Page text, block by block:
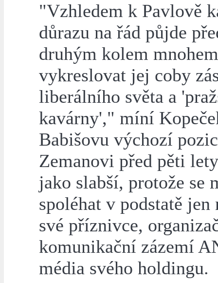
"Vzhledem k Pavlově
důrazu na řád půjde
druhým kolem
vykreslovat jej coby
liberálního světa a
kavárny'," míní
Babišovu výchozí
Zemanovi před pěti
jako slabší, protože se
spoléhat v podstatě jen
své příznivce,
komunikační zázemí
média svého holdingu.